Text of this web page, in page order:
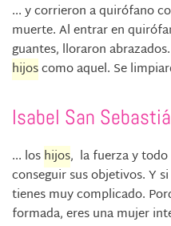
... y corrieron a quirófano
muerte. Al entrar en
guantes, lloraron
hijoscomo aquel. Se
Isabel San
... loshijos, la fuerza y todo
conseguir sus objetivos. Y
tienes muy complicado.
formada, eres una mujer